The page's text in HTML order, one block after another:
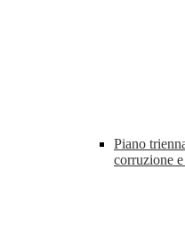
Piano
corruzione